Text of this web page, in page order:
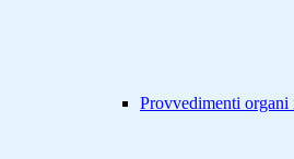
Provvedimenti